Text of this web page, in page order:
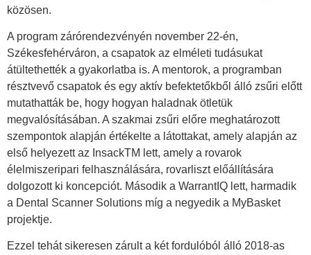
közösen.
A program zárórendezvényén november 22-én,
Székesfehérváron, a csapatok az elméleti tudásukat
átültethették a gyakorlatba is. A mentorok, a programban
résztvevő csapatok és egy aktív befektetőkből álló zsűri előtt
mutathatták be, hogy hogyan haladnak ötletük
megvalósításában. A szakmai zsűri előre meghatározott
szempontok alapján értékelte a látottakat, amely alapján az
első helyezett az InsackTM lett, amely a rovarok
élelmiszeripari felhasználására, rovarliszt előállítására
dolgozott ki koncepciót. Második a WarrantIQ lett, harmadik
a Dental Scanner Solutions míg a negyedik a MyBasket
projektje.
Ezzel tehát sikeresen zárult a két fordulóból álló 2018-as